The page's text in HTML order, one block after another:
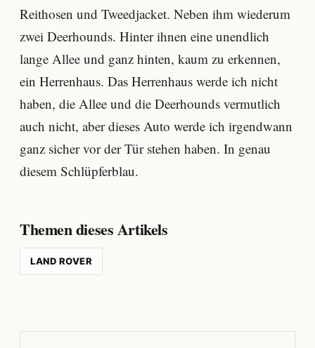
Reithosen und Tweedjacket. Neben ihm wiederum
zwei Deerhounds. Hinter ihnen eine unendlich
lange Allee und ganz hinten, kaum zu erkennen,
ein Herrenhaus. Das Herrenhaus werde ich nicht
haben, die Allee und die Deerhounds vermutlich
auch nicht, aber dieses Auto werde ich irgendwann
ganz sicher vor der Tür stehen haben. In genau
diesem Schlüpferblau.
Themen dieses Artikels
LAND ROVER